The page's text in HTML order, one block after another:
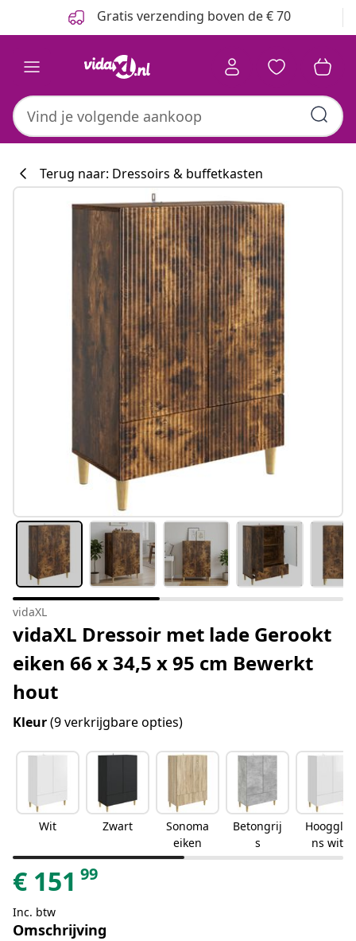
Gratis verzending boven de € 70
Terug naar: Dressoirs & buffetkasten
vidaXL
vidaXL Dressoir met lade Gerookt
eiken 66 x 34,5 x 95 cm Bewerkt
hout
Kleur(9 verkrijgbare opties)
Wit Zwart
Sonoma
eiken
Betongrij
s
Hooggla
ns wit
€ 151 99
Inc. btw
Omschrijving